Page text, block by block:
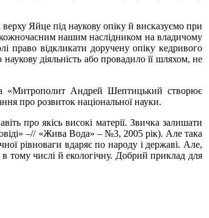
Яйце під наукову опіку й висказуємо при
кожночасним нашим наслідником на владичому
право відкликати доручену опіку кедривого
діяльність або провадило її шляхом, не
«Митрополит Андрей Шептицький створює
про розвиток національної науки.
про якісь високі матерії. Звичка залишати
–// «Жива Вода» – №3, 2005 рік). Але така
рівноваги вдаряє по народу і державі. Але,
тому числі й екологічну. Добрий приклад для